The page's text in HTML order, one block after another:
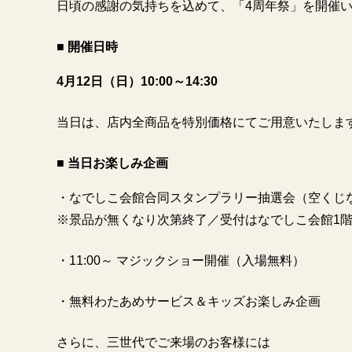
日頃の感謝の気持ちを込めて、「4周年祭」を開催い
■ 開催日時
4月12日（日）10:00～14:30
当日は、店内全商品を特別価格にてご用意いたしま
■ 当日お楽しみ企画
・なでしこ会館合同スタンプラリー抽選会（空くじ
※景品が無くなり次第終了／受付はなでしこ会館1階
・11:00～ マジックショー開催（入場無料）
・無料わたあめサービス＆キッズお楽しみ企画
さらに、三世代でご来場のお客様には